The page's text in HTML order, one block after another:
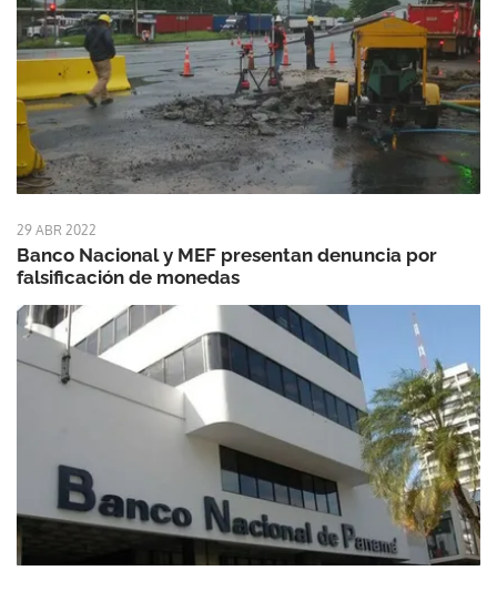
29 ABR 2022
Banco Nacional y MEF presentan denuncia por
falsificación de monedas